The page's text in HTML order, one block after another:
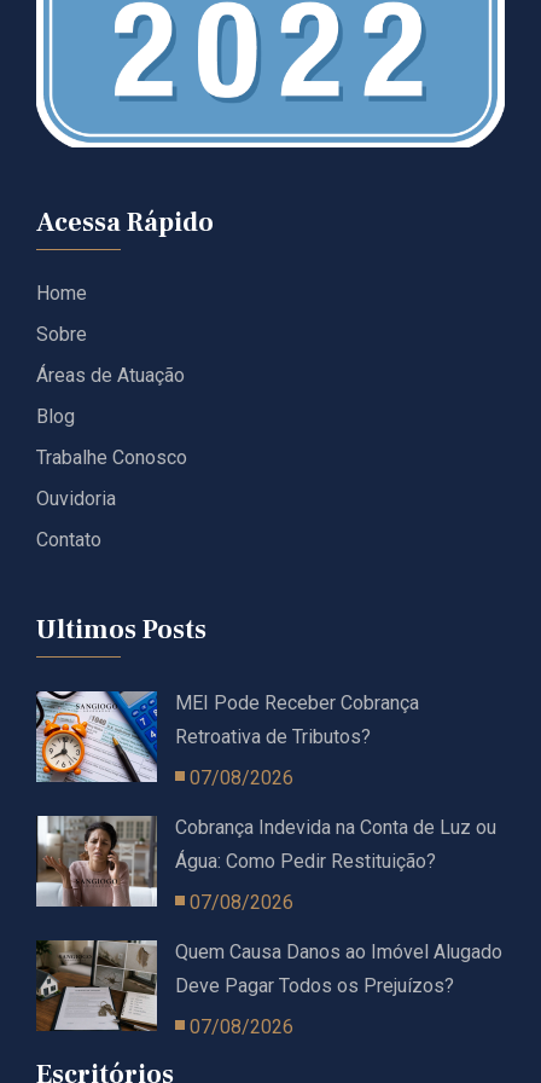
Acessa Rápido
Home
Sobre
Áreas de Atuação
Blog
Trabalhe Conosco
Ouvidoria
Contato
Ultimos Posts
MEI Pode Receber Cobrança
Retroativa de Tributos?
07/08/2026
Cobrança Indevida na Conta de Luz ou
Água: Como Pedir Restituição?
07/08/2026
Quem Causa Danos ao Imóvel Alugado
Deve Pagar Todos os Prejuízos?
07/08/2026
Escritórios